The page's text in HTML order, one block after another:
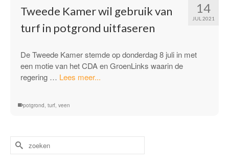
14
JUL 2021
Tweede Kamer wil gebruik van
turf in potgrond uitfaseren
De Tweede Kamer stemde op donderdag 8 juli in met
een motie van het CDA en GroenLinks waarin de
regering … Lees meer...
potgrond
potgrond, turf, veen
Zoek
naar: